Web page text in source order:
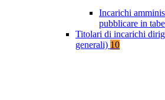
Incarichi
pubblicare in
Titolari di incarichi
generali) 10